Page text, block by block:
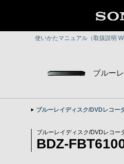
使いかたマニュアル（取扱説明
ブルー
ブルーレイディスク/DVDレコー
ブルーレイディスク/DVDレコー
BDZ-